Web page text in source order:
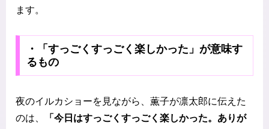
ます。
・「すっごくすっごく楽しかった」が意味す
るもの
夜のイルカショーを見ながら、薫子が凛太郎に伝えた
のは、
「今日はすっごくすっごく楽しかった。ありが